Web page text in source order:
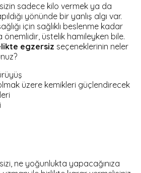
sadece kilo vermek ya da
yönünde bir yanlış algı var.
için sağlıklı beslenme kadar
üstelik hamileyken bile.
egzersiz seçeneklerinin neler
üzere kemikleri güçlendirecek
ne yoğunlukta yapacağınıza